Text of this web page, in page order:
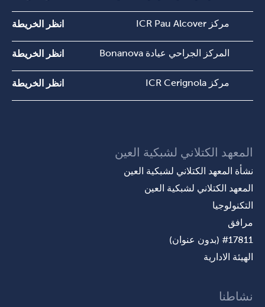
مركز ICR Pau Alcover انظر الخريطة
المركز الجراحي عيادة Bonanova انظر الخريطة
مركز ICR Cerignola انظر الخريطة
المعهد الكتلاني لشبكية العين
نشأة المعهد الكتلاني لشبكية العين
المعهد الكتلاني لشبكية العين
التكنولوجيا
مرافق
#17811 (بدون عنوان)
الهيئة الادارية
نشاطنا